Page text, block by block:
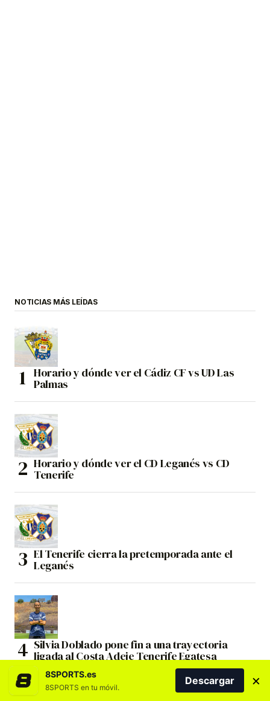
NOTICIAS MÁS LEÍDAS
Horario y dónde ver el Cádiz CF vs UD Las
Palmas
Horario y dónde ver el CD Leganés vs CD
Tenerife
El Tenerife cierra la pretemporada ante el
Leganés
Silvia Doblado pone fin a una trayectoria
ligada al Costa Adeje Tenerife Egatesa
8SPORTS.es
8SPORTS en tu móvil.
Descargar ×